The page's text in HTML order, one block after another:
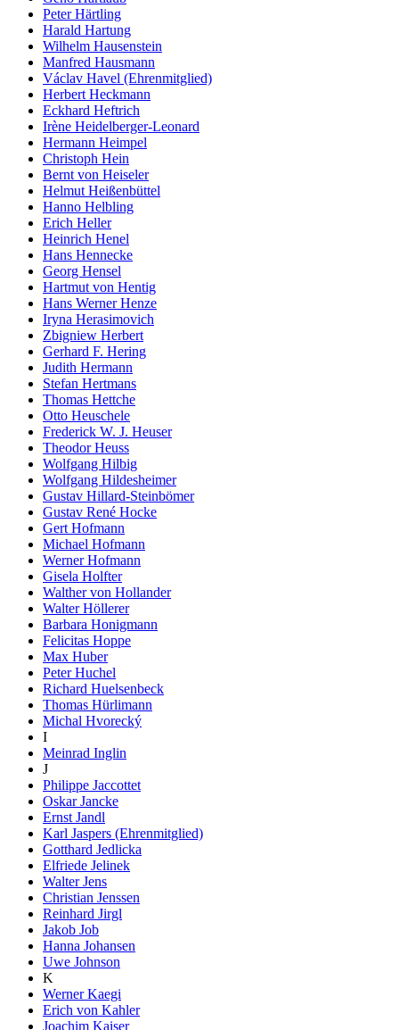
Peter Härtling
Harald Hartung
Wilhelm Hausenstein
Manfred Hausmann
Václav Havel (Ehrenmitglied)
Herbert Heckmann
Eckhard Heftrich
Irène Heidelberger-Leonard
Hermann Heimpel
Christoph Hein
Bernt von Heiseler
Helmut Heißenbüttel
Hanno Helbling
Erich Heller
Heinrich Henel
Hans Hennecke
Georg Hensel
Hartmut von Hentig
Hans Werner Henze
Iryna Herasimovich
Zbigniew Herbert
Gerhard F. Hering
Judith Hermann
Stefan Hertmans
Thomas Hettche
Otto Heuschele
Frederick W. J. Heuser
Theodor Heuss
Wolfgang Hilbig
Wolfgang Hildesheimer
Gustav Hillard-Steinbömer
Gustav René Hocke
Gert Hofmann
Michael Hofmann
Werner Hofmann
Gisela Holfter
Walther von Hollander
Walter Höllerer
Barbara Honigmann
Felicitas Hoppe
Max Huber
Peter Huchel
Richard Huelsenbeck
Thomas Hürlimann
Michal Hvorecký
I
Meinrad Inglin
J
Philippe Jaccottet
Oskar Jancke
Ernst Jandl
Karl Jaspers (Ehrenmitglied)
Gotthard Jedlicka
Elfriede Jelinek
Walter Jens
Christian Jenssen
Reinhard Jirgl
Jakob Job
Hanna Johansen
Uwe Johnson
K
Werner Kaegi
Erich von Kahler
Joachim Kaiser